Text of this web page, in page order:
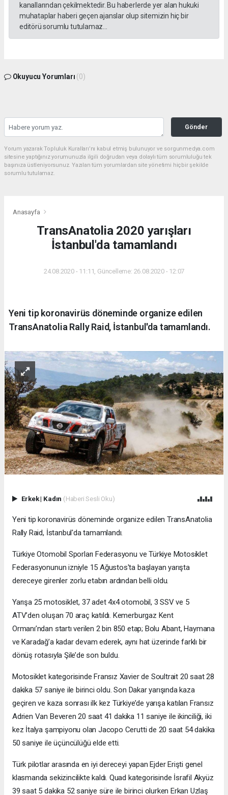
kanallarından çekilmektedir. Bu haberlerde yer alan hukuki
muhataplar haberi geçen ajanslar olup sitemizin hiç bir
editörü sorumlu tutulamaz...
Okuyucu Yorumları (0)
Gönder
Yorum yazarak Topluluk Kuralları’nı kabul etmiş bulunuyor ve sorgunmedya.com
sitesine yaptığınız yorumunuzla ilgili doğrudan veya dolaylı tüm sorumluluğu tek
başınıza üstleniyorsunuz. Yazılan tüm yorumlardan site yönetimi hiçbir şekilde
sorumlu tutulamaz.
Anasayfa
TransAnatolia 2020 yarışları
İstanbul'da tamamlandı
24.08.2020 - 11:11, Güncelleme: 26.08.2020 - 12:07
Yeni tip koronavirüs döneminde organize edilen
TransAnatolia Rally Raid, İstanbul'da tamamlandı.
Erkek| Kadın (Haberi Sesli Oku)
Yeni tip koronavirüs döneminde organize edilen TransAnatolia
Rally Raid, İstanbul'da tamamlandı.
Türkiye Otomobil Sporları Federasyonu ve Türkiye Motosiklet
Federasyonunun izniyle 15 Ağustos'ta başlayan yarışta
dereceye girenler zorlu etabın ardından belli oldu.
Yarışa 25 motosiklet, 37 adet 4x4 otomobil, 3 SSV ve 5
ATV’den oluşan 70 araç katıldı. Kemerburgaz Kent
Ormanı’ndan startı verilen 2 bin 850 etap; Bolu Abant, Haymana
ve Karadağ’a kadar devam ederek, aynı hat üzerinde farklı bir
dönüş rotasıyla Şile’de son buldu.
Motosiklet kategorisinde Fransız Xavier de Soultrait 20 saat 28
dakika 57 saniye ile birinci oldu. Son Dakar yarışında kaza
geçiren ve kaza sonrası ilk kez Türkiye’de yarışa katılan Fransız
Adrien Van Beveren 20 saat 41 dakika 11 saniye ile ikinciliği, iki
kez İtalya şampiyonu olan Jacopo Cerutti de 20 saat 54 dakika
50 saniye ile üçüncülüğü elde etti.
Türk pilotlar arasında en iyi dereceyi yapan Ejder Erişti genel
klasmanda sekizincilikte kaldı. Quad kategorisinde İsrafil Akyüz
39 saat 5 dakika 52 saniye süre ile birinci olurken Erkan Uzlaş